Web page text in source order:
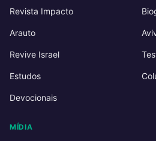
Revista Impacto
Arauto
Revive Israel
Estudos
Devocionais
MÍDIA